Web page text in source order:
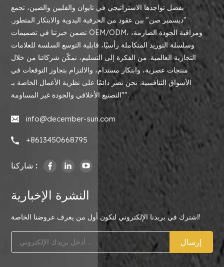
بفضل تواجدها الاستراتيجي في تايوان والفلبين والصين، تجمع
"ديسمبر صن" بين عقود من الحرفية اليدوية والابتكار المتطور.
تضمن خبرتنا في تصميمات OEM/ODM، ومراقبة الجودة الصارمة،
وسلسلة التوريد المتكاملة رأسيًا، قابلية التوسع السلسة للعلامات
التجارية العالمية. من الفكرة إلى التسليم، نمكّن شركائنا من خلال
منتجات عصرية، وابتكار مستدام، والالتزام بتجاوز التوقعات في
الأسواق التنافسية. نحن نصر دائمًا على نظرية الأعمال الخاصة بـ
"التصنيع الأخلاقي والجودة غير المساومة".
info@december-sun.com
+8613450668795
شاركنا :
النشرة الإخبارية
اشترك في بريدنا الإلكتروني لتكون أول من يعرف عروضنا الخاصة!
إرسال